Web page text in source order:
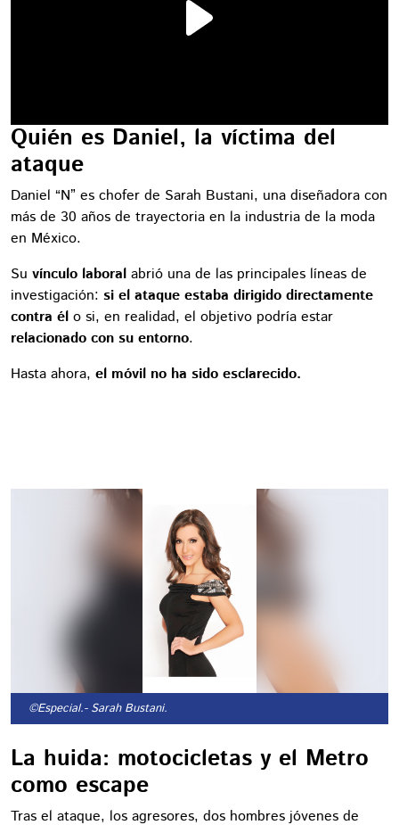
Quién es Daniel, la víctima del
ataque
Daniel “N” es chofer de Sarah Bustani, una diseñadora con
más de 30 años de trayectoria en la industria de la moda
en México.
Su vínculo laboral abrió una de las principales líneas de
investigación: si el ataque estaba dirigido directamente
contra él o si, en realidad, el objetivo podría estar
relacionado con su entorno.
Hasta ahora, el móvil no ha sido esclarecido.
©Especial.- Sarah Bustani.
La huida: motocicletas y el Metro
como escape
Tras el ataque, los agresores, dos hombres jóvenes de